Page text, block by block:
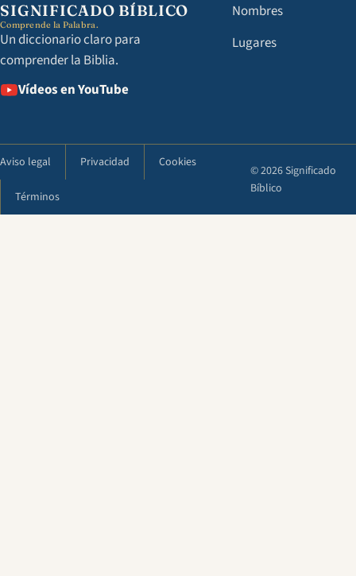
SIGNIFICADO BÍBLICO
Comprende la Palabra.
Un diccionario claro para
comprender la Biblia.
Vídeos en YouTube
Nombres
Lugares
Aviso legal Privacidad Cookies
Términos
© 2026 Significado
Bíblico